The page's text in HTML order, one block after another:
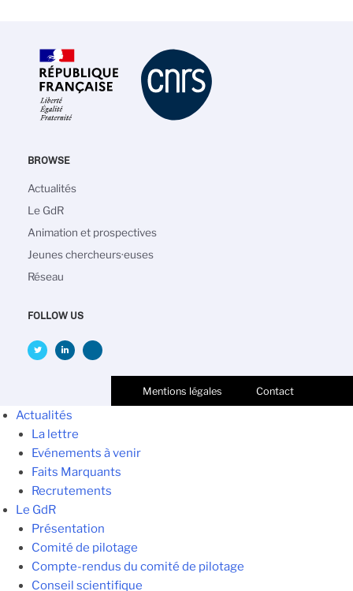
BROWSE
Navigation
principale
Actualités
Le GdR
Animation et prospectives
Jeunes chercheurs·euses
Réseau
FOLLOW US
Mentions légales Contact
Actualités
La lettre
Evénements à venir
Faits Marquants
Recrutements
Le GdR
Présentation
Comité de pilotage
Compte-rendus du comité de pilotage
Conseil scientifique